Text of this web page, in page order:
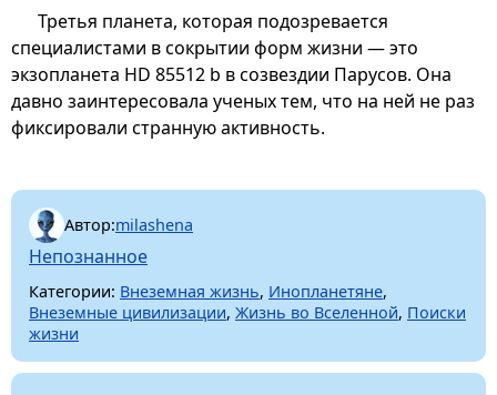
Третья планета, которая подозревается
специалистами в сокрытии форм жизни — это
экзопланета HD 85512 b в созвездии Парусов. Она
давно заинтересовала ученых тем, что на ней не раз
фиксировали странную активность.
Автор:milashena
Непознанное
Категории: Внеземная жизнь, Инопланетяне,
Внеземные цивилизации, Жизнь во Вселенной, Поиски
жизни